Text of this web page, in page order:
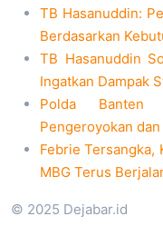
TB Hasanuddin:
Berdasarkan
TB Hasanuddin
Ingatkan Dampak
Polda Banten
Pengeroyokan
Febrie Tersangka,
MBG Terus
© 2025 Dejabar.id